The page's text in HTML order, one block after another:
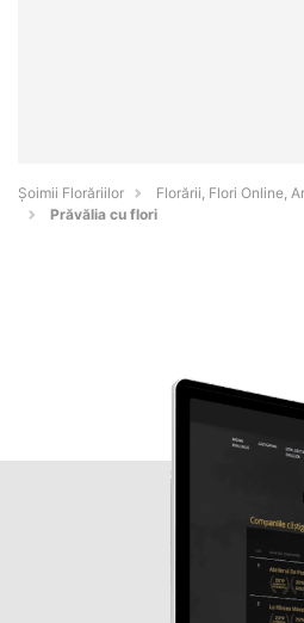
Șoimii Florăriilor
Florării, Flori Online,
Prăvălia cu flori